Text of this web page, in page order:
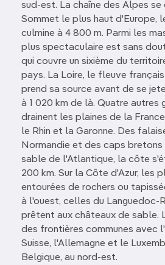
sud-est. La chaîne des Alpes se
Sommet le plus haut d'Europe,
culmine à 4 800 m. Parmi les
plus spectaculaire est sans
qui couvre un sixième du
pays. La Loire, le fleuve
prend sa source avant de se
à 1 020 km de là. Quatre autres
drainent les plaines de la France
le Rhin et la Garonne. Des
Normandie et des caps
sable de l'Atlantique, la côte
200 km. Sur la Côte d'Azur, les
entourées de rochers ou
à l'ouest, celles du Languedoc-
prêtent aux châteaux de sable.
des frontières communes avec
Suisse, l'Allemagne et le
Belgique, au nord-est.